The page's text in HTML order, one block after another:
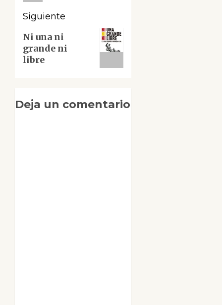
Siguiente
Siguiente
entrada:
Ni una ni
grande ni
libre
Deja un comentario